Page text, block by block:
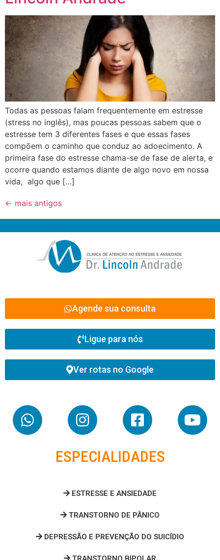
Todas as pessoas falam frequentemente em estresse
(stress no inglês), mas poucas pessoas sabem que o
estresse tem 3 diferentes fases e que essas fases
compõem o caminho que conduz ao adoecimento. A
primeira fase do estresse chama-se de fase de alerta, e
ocorre quando estamos diante de algo novo em nossa
vida, algo que […]
← mais antigos
Agende sua consulta
Ligue para nós
Ver rotas no Google
ESPECIALIDADES
ESTRESSE E ANSIEDADE
TRANSTORNO DE PÂNICO
DEPRESSÃO E PREVENÇÃO DO SUICÍDIO